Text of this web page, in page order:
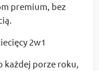
premium, bez
każdej porze roku,